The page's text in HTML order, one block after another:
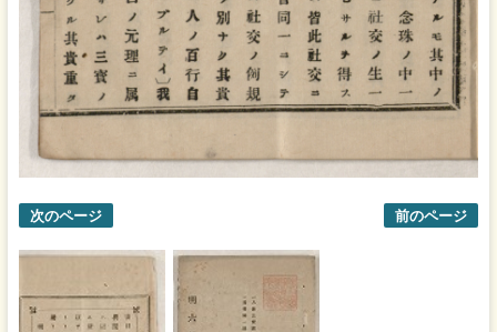
次のページ 前のページ